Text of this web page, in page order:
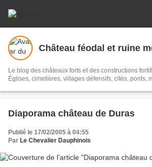
Château féodal et ruine
Le blog des châteaux forts et des constructions
Églises, cimetières, villages défensifs, cités, ponts,
Diaporama château de Duras
Publié le 17/02/2005 à 04:55
Par Le Chevalier Dauphinois